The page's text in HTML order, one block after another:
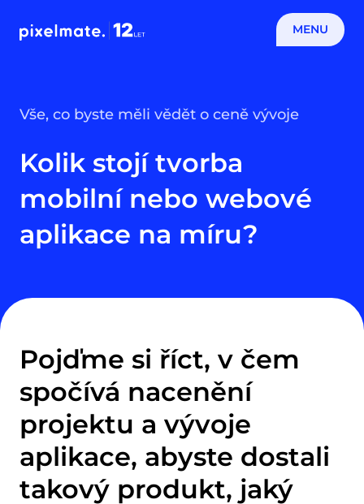
MENU
Vše, co byste měli vědět o ceně vývoje
Kolik stojí tvorba
mobilní nebo webové
aplikace na míru?
Pojďme si říct, v čem
spočívá nacenění
projektu a vývoje
aplikace, abyste dostali
takový produkt, jaký